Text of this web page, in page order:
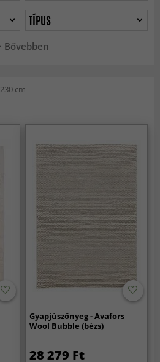
Bővebben
TÍPUS
cm
Gyapjúszőnyeg - Avafors
Wool Bubble (bézs)
28 279 Ft